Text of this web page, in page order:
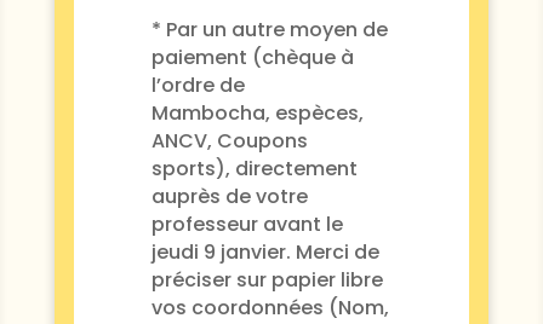
* Par un autre moyen de
paiement (chèque à
l’ordre de
Mambocha, espèces,
ANCV, Coupons
sports), directement
auprès de votre
professeur avant le
jeudi 9 janvier. Merci de
préciser sur papier libre
vos coordonnées (Nom,